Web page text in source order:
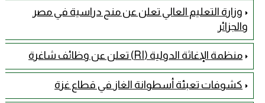
وزارة التعليم العالي تعلن عن منح دراسية في مصر
والجزائر
منظمة الإغاثة الدولية (RI) تعلن عن وظائف شاغرة
كشوفات تعبئة أسطوانة الغاز في قطاع غزة